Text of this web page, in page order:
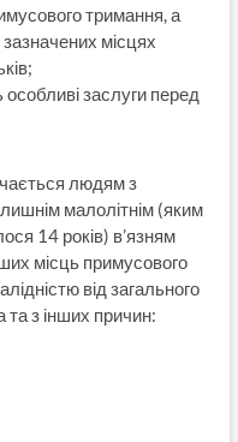
тримання, а
місцях
заслуги перед
людям з
малолітнім (яким
14 років) в’язням
місць примусового
від загального
та з інших причин: